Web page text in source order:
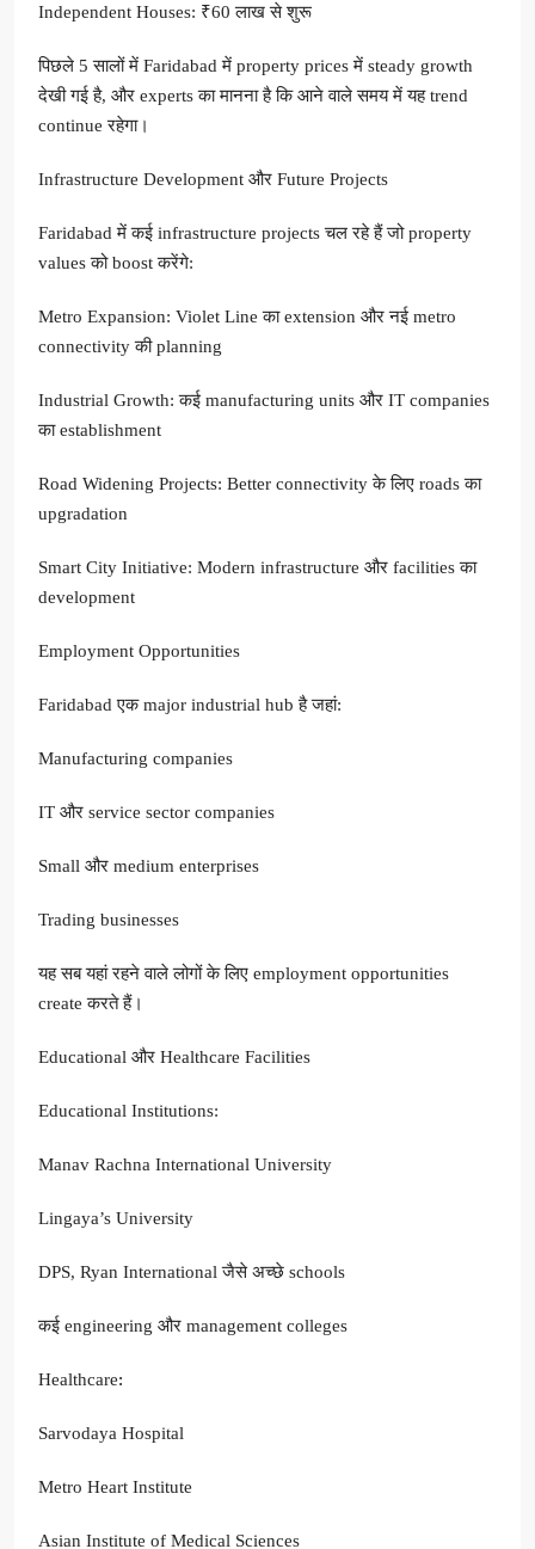
Independent Houses: ₹60 लाख से शुरू
पिछले 5 सालों में Faridabad में property prices में steady growth
देखी गई है, और experts का मानना है कि आने वाले समय में यह trend
continue रहेगा।
Infrastructure Development और Future Projects
Faridabad में कई infrastructure projects चल रहे हैं जो property
values को boost करेंगे:
Metro Expansion: Violet Line का extension और नई metro
connectivity की planning
Industrial Growth: कई manufacturing units और IT companies
का establishment
Road Widening Projects: Better connectivity के लिए roads का
upgradation
Smart City Initiative: Modern infrastructure और facilities का
development
Employment Opportunities
Faridabad एक major industrial hub है जहां:
Manufacturing companies
IT और service sector companies
Small और medium enterprises
Trading businesses
यह सब यहां रहने वाले लोगों के लिए employment opportunities
create करते हैं।
Educational और Healthcare Facilities
Educational Institutions:
Manav Rachna International University
Lingaya’s University
DPS, Ryan International जैसे अच्छे schools
कई engineering और management colleges
Healthcare:
Sarvodaya Hospital
Metro Heart Institute
Asian Institute of Medical Sciences